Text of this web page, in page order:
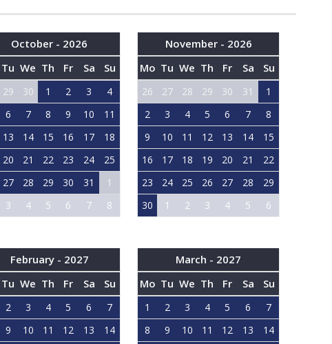
October - 2026
Tu We Th Fr Sa Su
29 30 1 2 3
4
6 7 8 9 10
11
13 14 15 16 17
18
20 21 22 23 24
25
27 28 29 30 31
1
3 4 5 6 7 8
November - 2026
Mo Tu We Th Fr Sa Su
26 27 28 29 30 31
1
2
3 4 5 6 7
8
9
10 11 12 13 14
15
16
17 18 19 20 21
22
23
24 25 26 27 28
29
30
1 2 3 4 5 6
February - 2027
Tu We Th Fr Sa Su
2 3 4 5 6
7
9 10 11 12 13
14
March - 2027
Mo Tu We Th Fr Sa Su
1 2 3 4 5 6
7
8
9 10 11 12 13
14